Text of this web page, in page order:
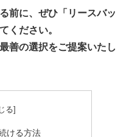
前に、ぜひ「リースバッ
ください。
善の選択をご提案いたし
ける方法